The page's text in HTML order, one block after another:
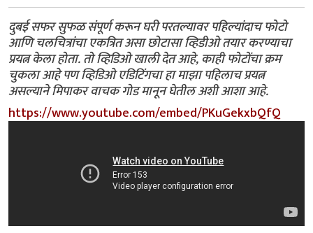
दुबई सफर सुफळ संपूर्ण करून घरी परतल्यावर पहिल्यांदाच फोटो
आणि चलचित्रांचा एकत्रित असा छोटासा व्हिडीओ तयार करण्याचा
प्रयत्न केला होता. तो व्हिडिओ खाली देत आहे, काही फोटोंचा क्रम
चुकला आहे पण व्हिडिओ एडिटिंगचा हा माझा पहिलाच प्रयत्न
असल्याने मिपाकर वाचक गोड मानून घेतील अशी आशा आहे.
https://www.youtube.com/embed/PKuGekxbQfQ